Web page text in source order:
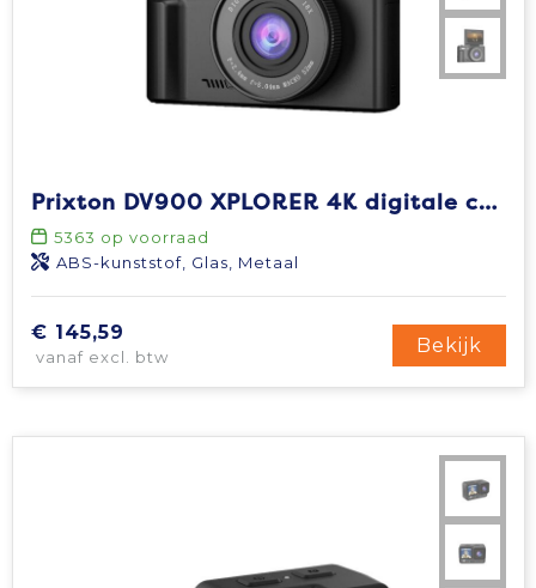
Prixton DV900 XPLORER 4K digitale camera
5363 op voorraad
ABS-kunststof, Glas, Metaal
€ 145,59
vanaf excl. btw
Bekijk